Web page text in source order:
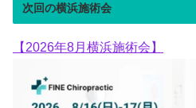
次回の横浜施術会
【2026年8月横浜施術会】